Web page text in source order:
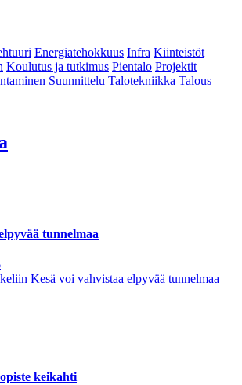
Energiatehokkuus Infra Kiinteistöt
Koulutus ja tutkimus Pientalo Projektit
Suunnittelu Talotekniikka Talous
tunnelmaa
Kesä voi vahvistaa elpyvää tunnelmaa
keikahti